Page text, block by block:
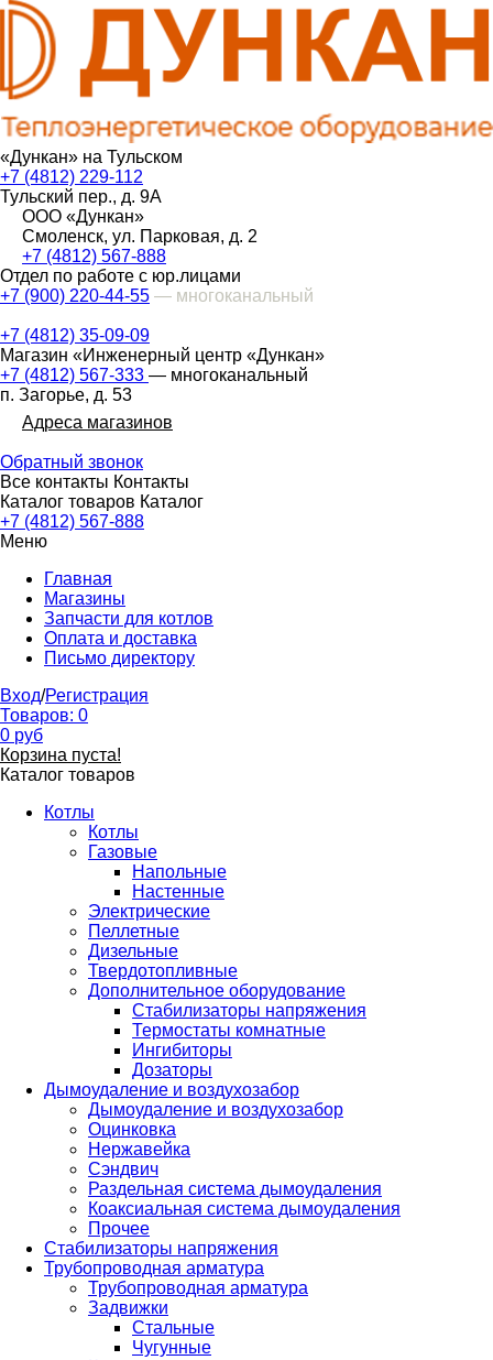
«Дункан» на Тульском
+7 (4812) 229-112
Тульский пер., д. 9А
ООО «Дункан»
Смоленск, ул. Парковая, д. 2
+7 (4812) 567-888
Отдел по работе с юр.лицами
+7 (900) 220-44-55 — многоканальный
+7 (4812) 35-09-09
Магазин «Инженерный центр «Дункан»
+7 (4812) 567-333 — многоканальный
п. Загорье, д. 53
Адреса магазинов
Обратный звонок
Все контакты Контакты
Каталог товаров Каталог
+7 (4812) 567-888
Меню
Главная
Магазины
Запчасти для котлов
Оплата и доставка
Письмо директору
Вход/Регистрация
Товаров: 0
0 руб
Корзина пуста!
Каталог товаров
Котлы
Котлы
Газовые
Напольные
Настенные
Электрические
Пеллетные
Дизельные
Твердотопливные
Дополнительное оборудование
Стабилизаторы напряжения
Термостаты комнатные
Ингибиторы
Дозаторы
Дымоудаление и воздухозабор
Дымоудаление и воздухозабор
Оцинковка
Нержавейка
Сэндвич
Раздельная система дымоудаления
Коаксиальная система дымоудаления
Прочее
Стабилизаторы напряжения
Трубопроводная арматура
Трубопроводная арматура
Задвижки
Стальные
Чугунные